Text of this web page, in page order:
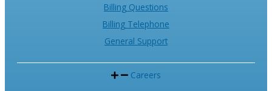
Billing Questions
Billing Telephone
General Support
Careers